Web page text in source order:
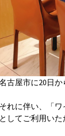
古屋市に20日か
それに伴い、「
としてご利用いた